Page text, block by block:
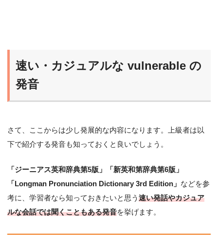
速い・カジュアルな vulnerable の
発音
さて、ここからは少し発展的な内容になります。上級者は以
下で紹介する発音も知っておくと良いでしょう。
「ジーニアス英和辞典第5版」「新英和第辞典第6版」
「Longman Pronunciation Dictionary 3rd Edition」 などを参
考に、学習者なら知っておきたいと思う 速い発話やカジュア
ルな会話では聞くこともある発音を挙げます。